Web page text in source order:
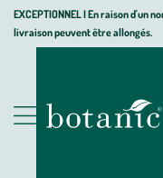
Aller
Aller
au
Aller
au
page
EXCEPTIONNEL I En raison d'un
livraison peuvent être allongés.
Nos
animalerie,
décoration,